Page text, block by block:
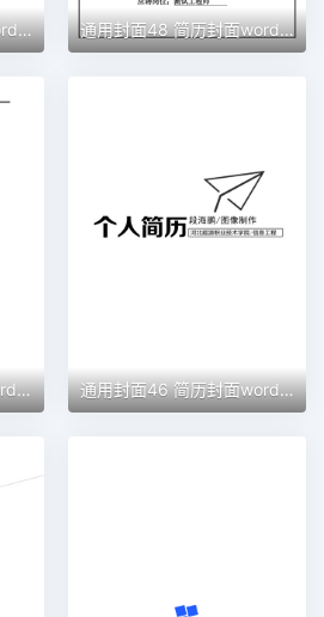
通用封面49 简历封面word模板 通用封面48 简历封面word模板
通用封面47 简历封面word模板 通用封面46 简历封面word模板